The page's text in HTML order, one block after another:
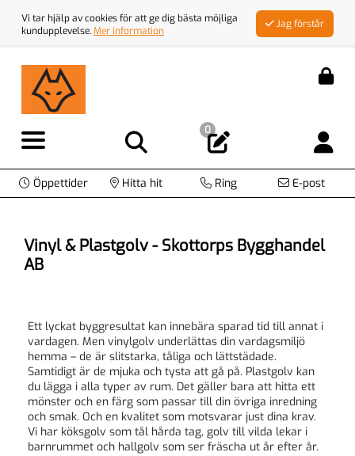
Vi tar hjälp av cookies för att ge dig bästa möjliga
kundupplevelse.Mer information
Jag förstår
0
Öppettider Hitta hit Ring E-post
Vinyl & Plastgolv - Skottorps Bygghandel
AB
Ett lyckat byggresultat kan innebära sparad tid till annat i
vardagen. Men vinylgolv underlättas din vardagsmiljö
hemma – de är slitstarka, tåliga och lättstädade.
Samtidigt är de mjuka och tysta att gå på. Plastgolv kan
du lägga i alla typer av rum. Det gäller bara att hitta ett
mönster och en färg som passar till din övriga inredning
och smak. Och en kvalitet som motsvarar just dina krav.
Vi har köksgolv som tål hårda tag, golv till vilda lekar i
barnrummet och hallgolv som ser fräscha ut år efter år.